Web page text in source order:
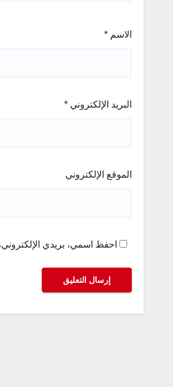
الاسم *
البريد الإلكتروني *
الموقع الإلكتروني
احفظ اسمي، بريدي